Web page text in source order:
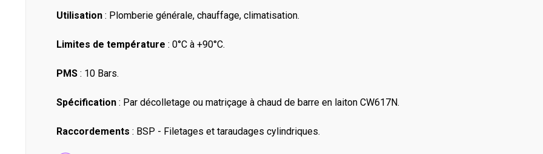
Utilisation : Plomberie générale, chauffage, climatisation.
Limites de température : 0°C à +90°C.
PMS : 10 Bars.
Spécification : Par décolletage ou matriçage à chaud de barre en laiton CW617N.
Raccordements : BSP - Filetages et taraudages cylindriques.